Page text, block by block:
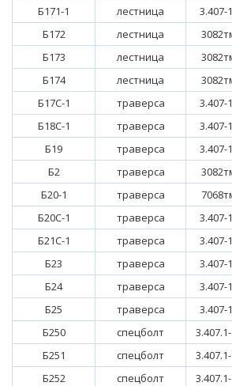
Б171-1
лестница 3.407-
Б172
лестница
Б173
лестница
Б174
лестница
Б17С-1
траверса 3.407-
Б18С-1
траверса 3.407-
Б19
траверса 3.407-
Б2
траверса
Б20-1
траверса
Б20С-1
траверса 3.407-
Б21С-1
траверса 3.407-
Б23
траверса 3.407-
Б24
траверса 3.407-
Б25
траверса 3.407-
Б250
спецболт
Б251
спецболт
Б252
спецболт